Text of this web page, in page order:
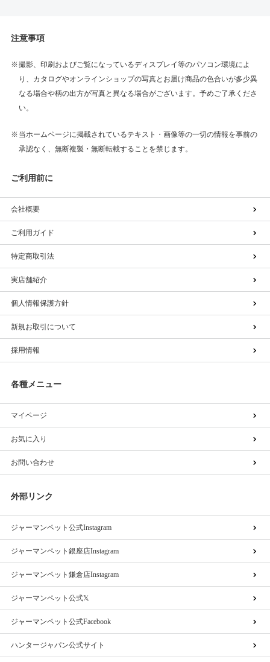
注意事項
撮影、印刷およびご覧になっているディスプレイ等のパソコン環境によ
り、カタログやオンラインショップの写真とお届け商品の色合いが多少異
なる場合や柄の出方が写真と異なる場合がございます。予めご了承くださ
い。
当ホームページに掲載されているテキスト・画像等の一切の情報を事前の
承認なく、無断複製・無断転載することを禁じます。
ご利用前に
会社概要
ご利用ガイド
特定商取引法
実店舗紹介
個人情報保護方針
新規お取引について
採用情報
各種メニュー
マイページ
お気に入り
お問い合わせ
外部リンク
ジャーマンペット公式Instagram
ジャーマンペット銀座店Instagram
ジャーマンペット鎌倉店Instagram
ジャーマンペット公式𝕏
ジャーマンペット公式Facebook
ハンタージャパン公式サイト